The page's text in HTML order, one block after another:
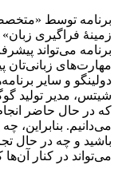
برنامه توسط
زمینهٔ فراگیری
برنامه می‌تواند
مهارت‌های زبانی‌تان
دولینگو و سایر
شیتس، مدیر تولید
که در حال حاضر
می‌دانیم.
باشید و چه در حال
می‌تواند در کنار آن‌ها